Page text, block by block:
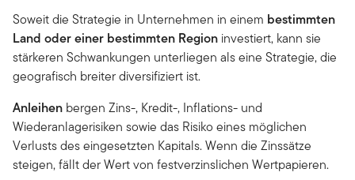
Soweit die Strategie in Unternehmen in einem bestimmten
Land oder einer bestimmten Region investiert, kann sie
stärkeren Schwankungen unterliegen als eine Strategie, die
geografisch breiter diversifiziert ist.
Anleihen bergen Zins-, Kredit-, Inflations- und
Wiederanlagerisiken sowie das Risiko eines möglichen
Verlusts des eingesetzten Kapitals. Wenn die Zinssätze
steigen, fällt der Wert von festverzinslichen Wertpapieren.